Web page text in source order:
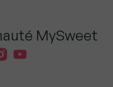
MySweet